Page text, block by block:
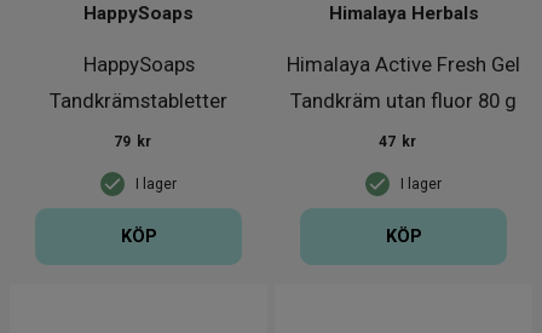
HappySoaps
Tandkrämstabletter
Spearmint 62 st
HappySoaps
I lager
79 kr
KÖP
Himalaya Active Fresh Gel
Tandkräm utan fluor 80 g
Himalaya Herbals
I lager
47 kr
KÖP